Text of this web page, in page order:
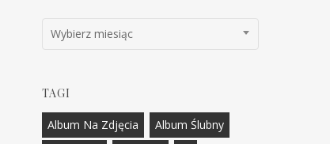
Archiwa
Wybierz miesiąc
TAGI
Album Na Zdjęcia
Album Ślubny